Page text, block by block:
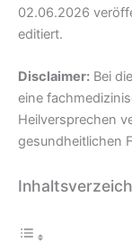
02.06.2026
editiert.
Disclaimer: Bei
eine
Heilversprechen
gesundheitlichen